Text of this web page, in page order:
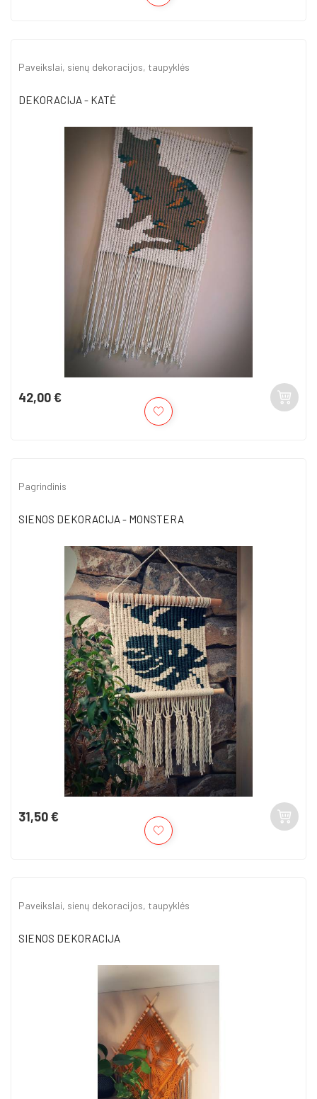
Paveikslai, sienų dekoracijos, taupyklės
DEKORACIJA - KATĖ
Kaina
42,00 €
Pagrindinis
SIENOS DEKORACIJA - MONSTERA
Kaina
31,50 €
Paveikslai, sienų dekoracijos, taupyklės
SIENOS DEKORACIJA